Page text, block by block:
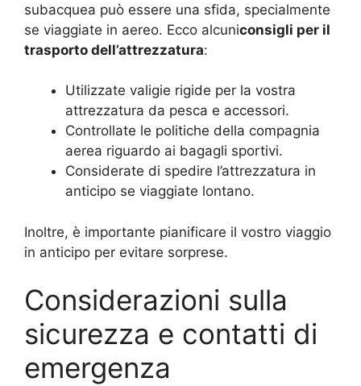
subacquea può essere una sfida, specialmente
se viaggiate in aereo. Ecco alcuniconsigli per il
trasporto dell’attrezzatura:
Utilizzate valigie rigide per la vostra
attrezzatura da pesca e accessori.
Controllate le politiche della compagnia
aerea riguardo ai bagagli sportivi.
Considerate di spedire l’attrezzatura in
anticipo se viaggiate lontano.
Inoltre, è importante pianificare il vostro viaggio
in anticipo per evitare sorprese.
Considerazioni sulla
sicurezza e contatti di
emergenza